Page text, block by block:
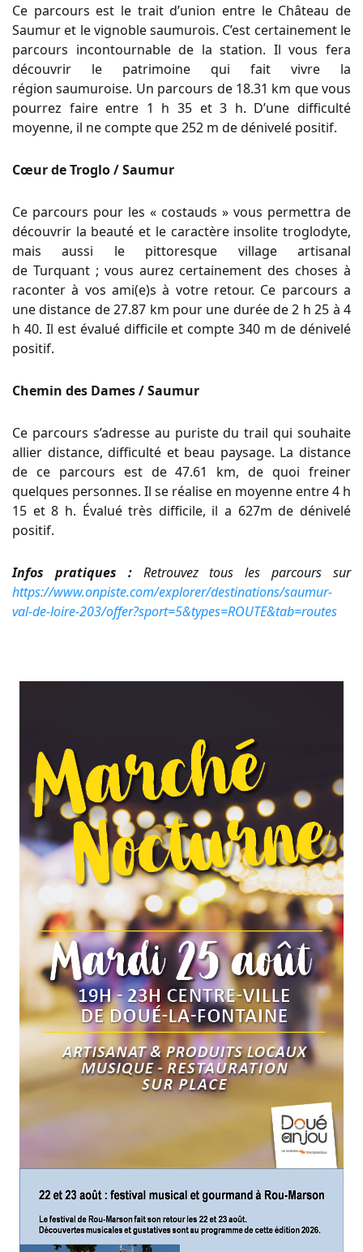
Ce parcours est le trait d’union entre le Château de
Saumur et le vignoblesaumurois. C’est certainement le
parcours incontournable de la station. Il vous fera
découvrir le patrimoine qui fait vivre la
régionsaumuroise. Un parcours de 18.31 km que vous
pourrez faire entre 1 h 35 et 3 h. D’une difficulté
moyenne, il ne compte que 252 m de dénivelé positif.
Cœur de Troglo / Saumur
Ce parcours pour les « costauds » vous permettra de
découvrir la beauté et le caractère insolite troglodyte,
mais aussi le pittoresque village artisanal
de Turquant; vous aurez certainement des choses à
raconter à vos ami(e)s à votre retour. Ce parcours a
une distance de 27.87 km pour une durée de 2 h 25 à 4
h 40. Il est évalué difficile et compte 340 m de dénivelé
positif.
Chemin des Dames / Saumur
Ce parcours s’adresse au puriste du trail qui souhaite
allier distance, difficulté et beau paysage. La distance
de ce parcours est de 47.61 km, de quoi freiner
quelques personnes. Il se réalise en moyenne entre 4 h
15 et 8 h. Évalué très difficile, il a 627m de dénivelé
positif.
Infos pratiques :Retrouvez tous les parcours sur
https://www.onpiste.com/explorer/destinations/saumur-
val-de-loire-203/offer?sport=5&types=ROUTE&tab=routes